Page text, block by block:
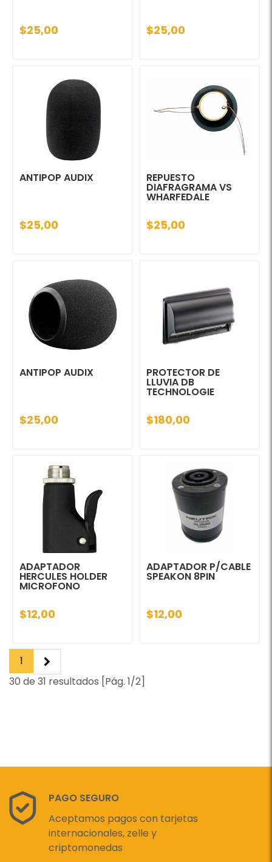
$25,00 $25,00
ANTIPOP AUDIX
$25,00
REPUESTO
DIAFRAGRAMA VS
WHARFEDALE
$25,00
ANTIPOP AUDIX
$25,00
PROTECTOR DE
LLUVIA DB
TECHNOLOGIE
$180,00
ADAPTADOR
HERCULES HOLDER
MICROFONO
$12,00
ADAPTADOR P/CABLE
SPEAKON 8PIN
$12,00
1
30 de 31 resultados [Pág. 1/2]
PAGO SEGURO
Aceptamos pagos con tarjetas
internacionales, zelle y
criptomonedas